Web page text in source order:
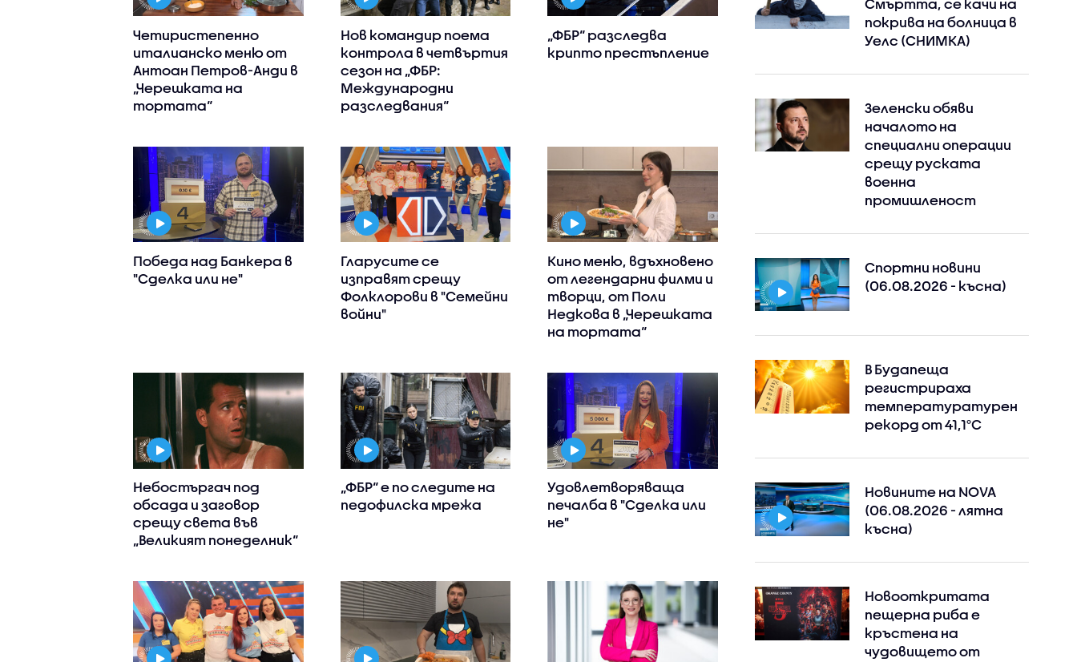
Четиристепенно
италианско меню от
Антоан Петров-Анди в
„Черешката на
тортата“
Нов командир поема
контрола в четвъртия
сезон на „ФБР:
Международни
разследвания“
„ФБР“ разследва
крипто престъпление
Победа над Банкера в
"Сделка или не"
Гларусите се
изправят срещу
Фолклорови в "Семейни
войни"
Кино меню, вдъхновено
от легендарни филми и
творци, от Поли
Недкова в „Черешката
на тортата“
Небостъргач под
обсада и заговор
срещу света във
„Великият понеделник“
„ФБР“ е по следите на
педофилска мрежа
Удовлетворяваща
печалба в "Сделка или
не"
Смъртта, се качи на
покрива на болница в
Уелс (СНИМКА)
Зеленски обяви
началото на
специални операции
срещу руската
военна
промишленост
Спортни новини
(06.08.2026 - късна)
В Будапеща
регистрираха
температуратурен
рекорд от 41,1°C
Новините на NOVA
(06.08.2026 - лятна
късна)
Новооткритата
пещерна риба е
кръстена на
чудовището от